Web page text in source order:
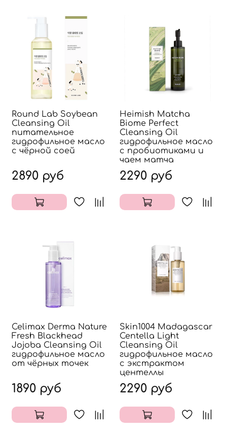
Round Lab Soybean
Cleansing Oil
питательное
гидрофильное масло
с чёрной соей
2890 руб
Heimish Matcha
Biome Perfect
Cleansing Oil
гидрофильное масло
с пробиотиками и
чаем матча
2290 руб
Celimax Derma Nature
Fresh Blackhead
Jojoba Cleansing Oil
гидрофильное масло
от чёрных точек
1890 руб
Skin1004 Madagascar
Centella Light
Cleansing Oil
гидрофильное масло
с экстрактом
центеллы
2290 руб